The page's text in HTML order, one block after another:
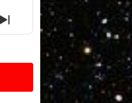
NEXT
EPISODE